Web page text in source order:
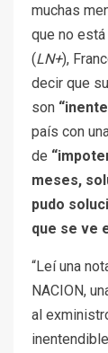
muchas
que no está
(LN+),
decir que
son
país con
de
meses,
pudo
que se ve
“Leí una
NACION,
al